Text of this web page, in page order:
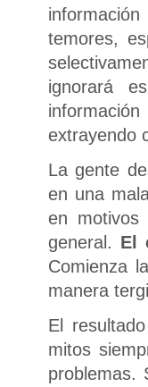
temores,
ignorará
extrayendo
La gente
en una
en
general. El
Comienza
manera
El
mitos
problemas.